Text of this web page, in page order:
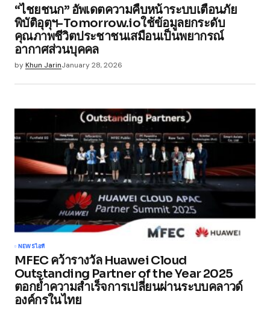
“ไชยชนก” อัพเดตความคืบหน้าระบบเตือนภัย
พิบัติอุตุฯ-Tomorrow.ioใช้ข้อมูลยกระดับ
คุณภาพชีวิตประชาชนเสมือนเป็นพยากรณ์
อากาศส่วนบุคคล
byKhun JarinJanuary 28, 2026
NEWSไอที
MFEC คว้ารางวัล Huawei Cloud
Outstanding Partner of the Year 2025
ตอกย้ำความสำเร็จการเปลี่ยนผ่านระบบคลาวด์
องค์กรในไทย